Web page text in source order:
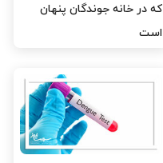
که در خانه جوندگان پنهان
است